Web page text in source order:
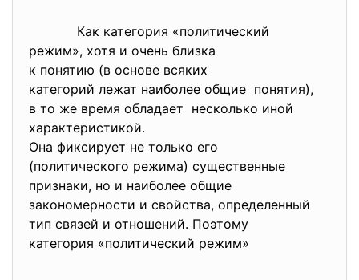
Как категория «политический
режим», хотя и очень близка
к понятию (в основе всяких
категорий лежат наиболее общие понятия),
в то же время обладает несколько иной
характеристикой.
Она фиксирует не только его
(политического режима) существенные
признаки, но и наиболее общие
закономерности и свойства, определенный
тип связей и отношений. Поэтому
категория «политический режим»